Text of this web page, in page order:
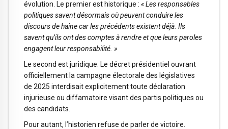
évolution. Le premier est historique : « Les responsables
politiques savent désormais où peuvent conduire les
discours de haine car les précédents existent déjà. Ils
savent qu’ils ont des comptes à rendre et que leurs paroles
engagent leur responsabilité. »
Le second est juridique. Le décret présidentiel ouvrant
officiellement la campagne électorale des législatives
de 2025 interdisait explicitement toute déclaration
injurieuse ou diffamatoire visant des partis politiques ou
des candidats.
Pour autant, l’historien refuse de parler de victoire.